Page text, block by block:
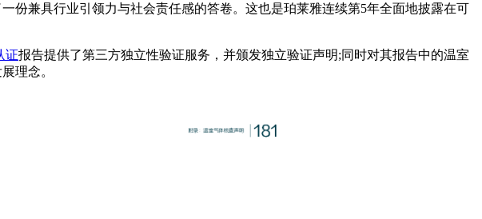
份兼具行业引领力与社会责任感的答卷。这也是珀莱雅连续第5年全面地披露在可
证报告提供了第三方独立性验证服务，并颁发独立验证声明;同时对其报告中的温室
理念。